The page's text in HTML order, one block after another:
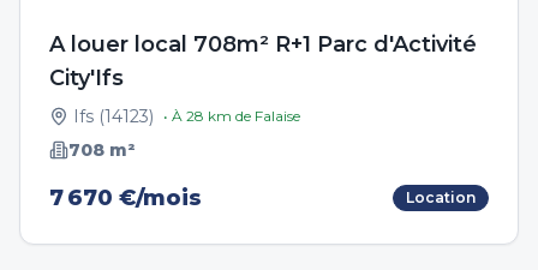
A louer local 708m² R+1 Parc d'Activité
City'Ifs
Ifs (14123) • À 28 km de Falaise
708 m²
7 670 €/mois Location